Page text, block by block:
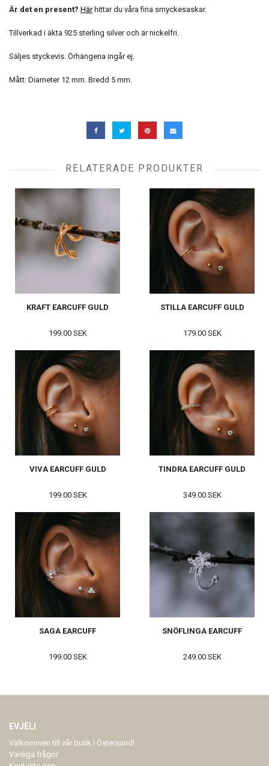
Är det en present? Härhittar du våra fina smyckesaskar.
Tillverkad i äkta 925 sterling silver och är nickelfri.
Säljes styckevis. Örhängena ingår ej.
Mått: Diameter 12 mm. Bredd 5 mm.
RELATERADE PRODUKTER
KRAFT EARCUFF GULD
199.00 SEK
STILLA EARCUFF GULD
179.00 SEK
VIVA EARCUFF GULD
199.00 SEK
TINDRA EARCUFF GULD
349.00 SEK
SAGA EARCUFF
199.00 SEK
SNÖFLINGA EARCUFF
249.00 SEK
EVJÉLI
Välkommen till vår butik i Östersund!
Vanliga frågor